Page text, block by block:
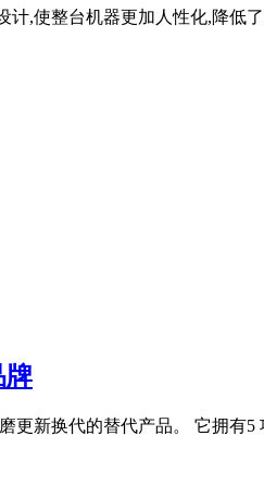
,使整台机器更加人性化,降低
牌
新换代的替代产品。 它拥有